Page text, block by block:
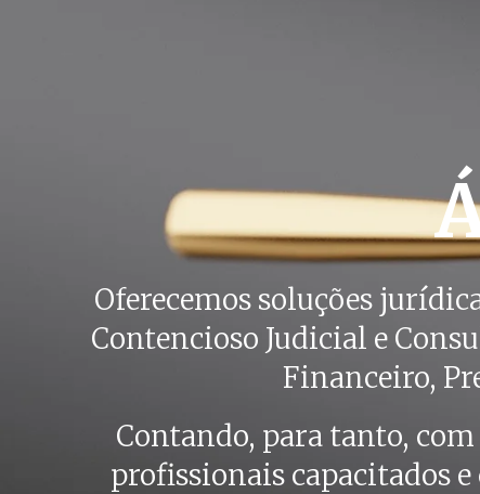
atuação
Oferecemos soluções
Contencioso Judicial e
Financeiro,
Contando, para tanto,
profissionais capacitados